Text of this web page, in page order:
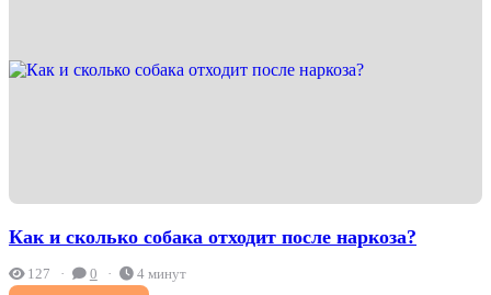
Как и сколько собака отходит после наркоза?
127 0 4 минут